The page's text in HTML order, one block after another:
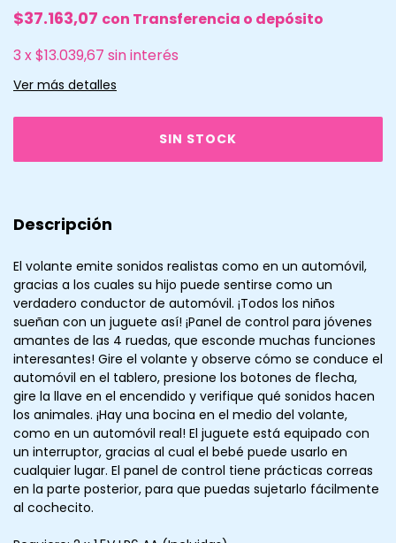
$37.163,07 con Transferencia o depósito
3 x$13.039,67 sin interés
Ver más detalles
Descripción
El volante emite sonidos realistas como en un automóvil,
gracias a los cuales su hijo puede sentirse como un
verdadero conductor de automóvil. ¡Todos los niños
sueñan con un juguete así! ¡Panel de control para jóvenes
amantes de las 4 ruedas, que esconde muchas funciones
interesantes! Gire el volante y observe cómo se conduce el
automóvil en el tablero, presione los botones de flecha,
gire la llave en el encendido y verifique qué sonidos hacen
los animales. ¡Hay una bocina en el medio del volante,
como en un automóvil real! El juguete está equipado con
un interruptor, gracias al cual el bebé puede usarlo en
cualquier lugar. El panel de control tiene prácticas correas
en la parte posterior, para que puedas sujetarlo fácilmente
al cochecito.